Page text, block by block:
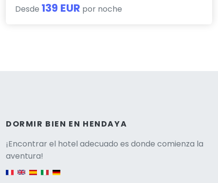
Desde 139 EUR por noche
DORMIR BIEN EN HENDAYA
¡Encontrar el hotel adecuado es donde comienza la
aventura!